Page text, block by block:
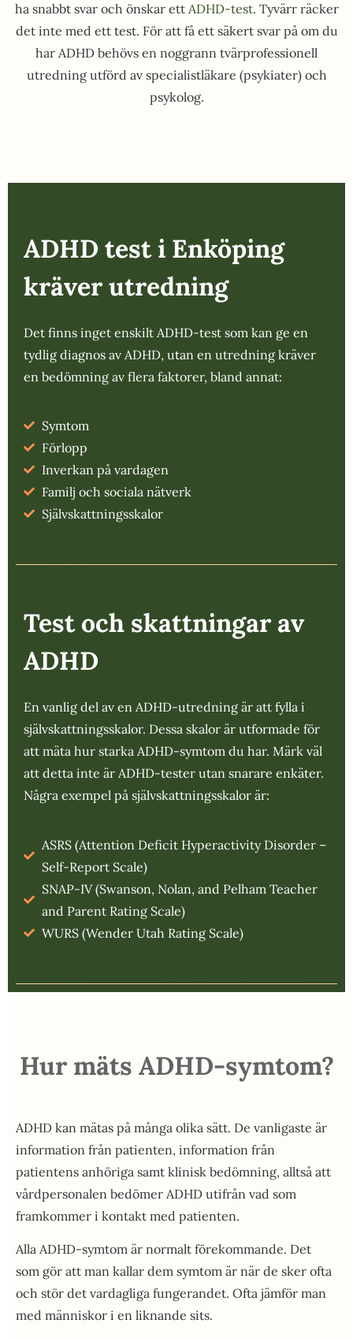
ha snabbt svar och önskar ett ADHD-test. Tyvärr räcker
det inte med ett test. För att få ett säkert svar på om du
har ADHD behövs en noggrann tvärprofessionell
utredning utförd av specialistläkare (psykiater) och
psykolog.
ADHD test i Enköping
kräver utredning
Det finns inget enskilt ADHD-test som kan ge en
tydlig diagnos av ADHD, utan en utredning kräver
en bedömning av flera faktorer, bland annat:
Symtom
Förlopp
Inverkan på vardagen
Familj och sociala nätverk
Självskattningsskalor
Test och skattningar av
ADHD
En vanlig del av en ADHD-utredning är att fylla i
självskattningsskalor. Dessa skalor är utformade för
att mäta hur starka ADHD-symtom du har. Märk väl
att detta inte är ADHD-tester utan snarare enkäter.
Några exempel på självskattningsskalor är:
ASRS (Attention Deficit Hyperactivity Disorder –
Self-Report Scale)
SNAP-IV (Swanson, Nolan, and Pelham Teacher
and Parent Rating Scale)
WURS (Wender Utah Rating Scale)
Hur mäts ADHD-symtom?
ADHD kan mätas på många olika sätt. De vanligaste är
information från patienten, information från
patientens anhöriga samt klinisk bedömning, alltså att
vårdpersonalen bedömer ADHD utifrån vad som
framkommer i kontakt med patienten.
Alla ADHD-symtom är normalt förekommande. Det
som gör att man kallar dem symtom är när de sker ofta
och stör det vardagliga fungerandet. Ofta jämför man
med människor i en liknande sits.